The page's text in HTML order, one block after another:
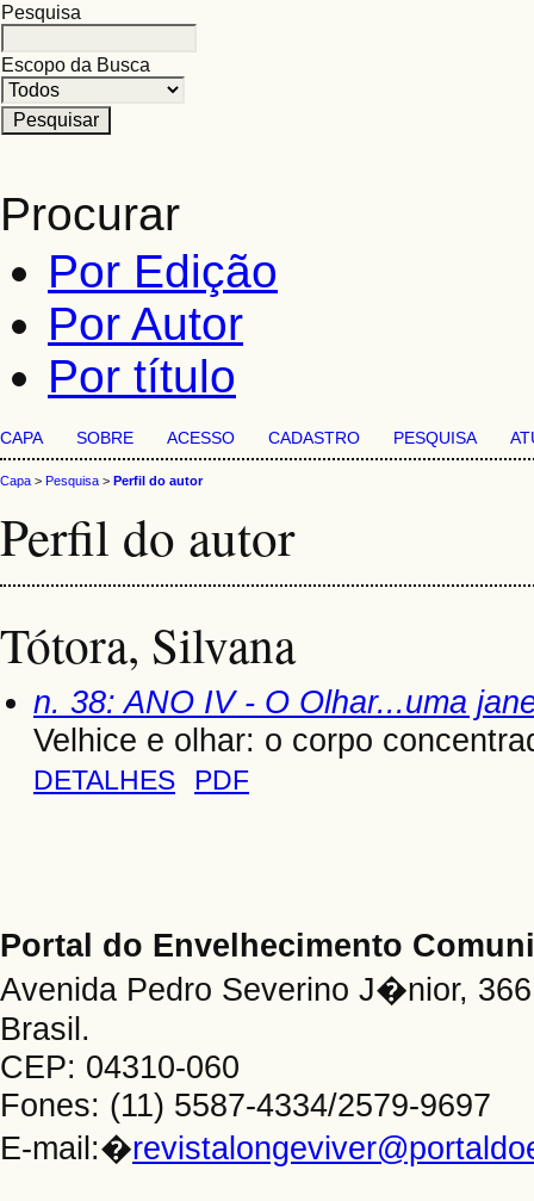
Pesquisa
Escopo da Busca
Procurar
Por Edição
Por Autor
Por título
CAPA SOBRE ACESSO CADASTRO PESQUISA
Capa > Pesquisa > Perfil do autor
Perfil do autor
Tótora, Silvana
n. 38: ANO IV - O Olhar...uma
Velhice e olhar: o corpo
DETALHES PDF
Portal do Envelhecimento
Avenida Pedro Severino J�nior,
Brasil.
CEP: 04310-060
Fones: (11) 5587-4334/2579-9697
E-mail:�